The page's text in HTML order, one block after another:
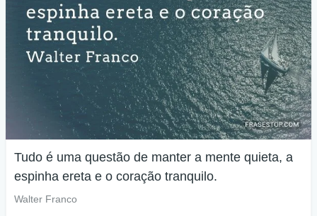
Tudo é uma questão de manter a mente quieta, a
espinha ereta e o coração tranquilo.
Walter Franco